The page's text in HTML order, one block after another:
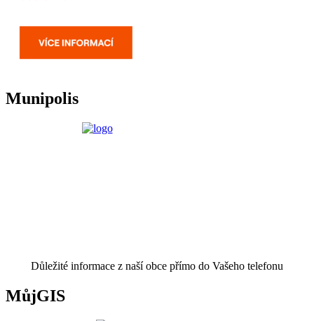
Munipolis
Důležité informace z naší obce přímo do Vašeho telefonu
MůjGIS